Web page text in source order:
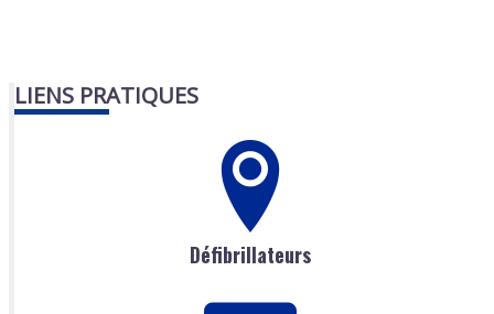
LIENS PRATIQUES
Défibrillateurs